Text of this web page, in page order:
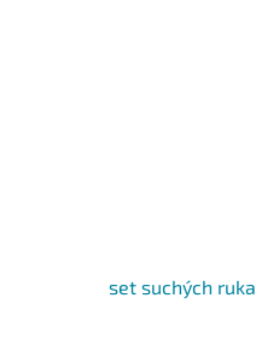
set suchých